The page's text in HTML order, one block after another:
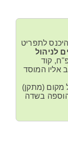
לתפריט
לניהול
קוד
אליו המוסד
מקום (מתקן)
בשדה